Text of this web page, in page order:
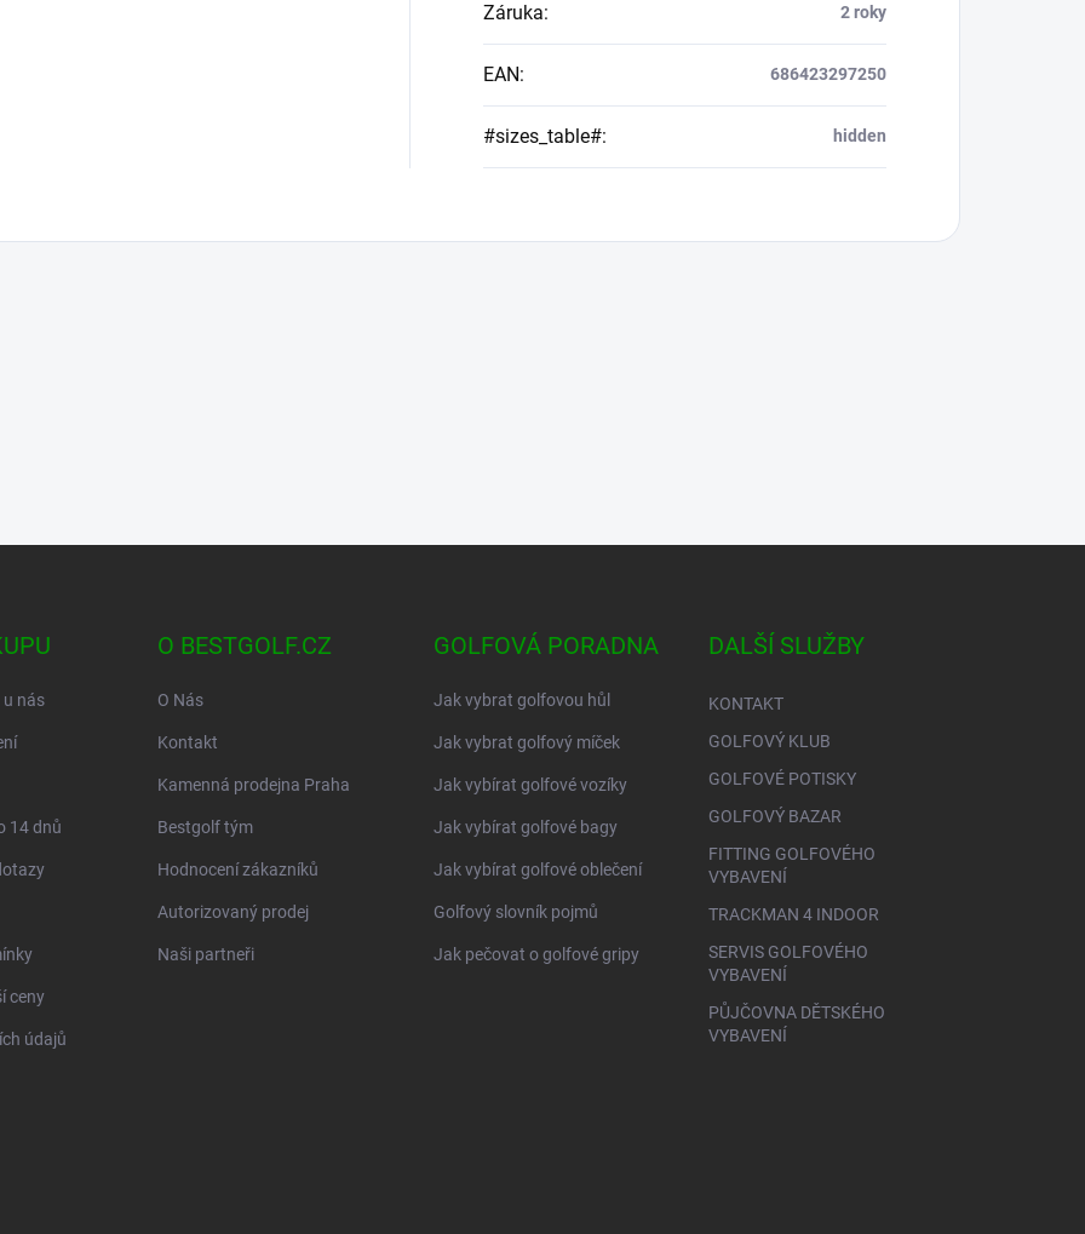
Záruka: 2 roky
EAN: 686423297250
#sizes_table#: hidden
nás
14 dnů
ceny
údajů
O BESTGOLF.CZ
O Nás
Kontakt
Kamenná prodejna Praha
Bestgolf tým
Hodnocení zákazníků
Autorizovaný prodej
Naši partneři
GOLFOVÁ PORADNA
Jak vybrat golfovou hůl
Jak vybrat golfový míček
Jak vybírat golfové vozíky
Jak vybírat golfové bagy
Jak vybírat golfové oblečení
Golfový slovník pojmů
Jak pečovat o golfové gripy
DALŠÍ SLUŽBY
KONTAKT
GOLFOVÝ KLUB
GOLFOVÉ POTISKY
GOLFOVÝ BAZAR
FITTING GOLFOVÉHO
VYBAVENÍ
TRACKMAN 4 INDOOR
SERVIS GOLFOVÉHO
VYBAVENÍ
PŮJČOVNA DĚTSKÉHO
VYBAVENÍ